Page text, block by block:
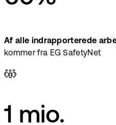
Af alle indrapporterede
kommer fra EG SafetyNet
1 mio.